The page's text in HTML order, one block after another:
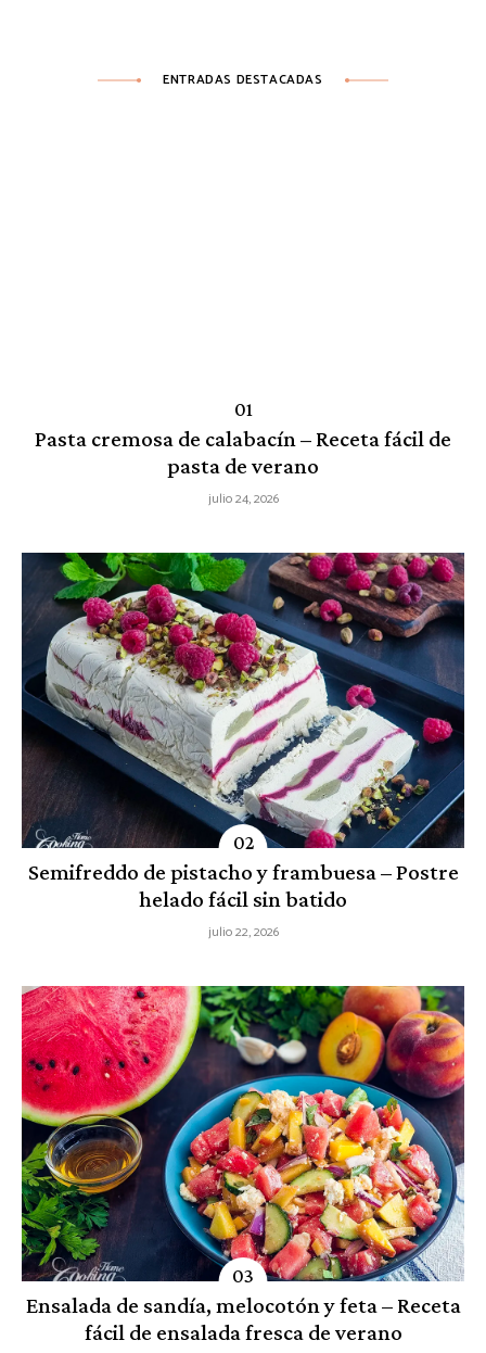
ENTRADAS DESTACADAS
Pasta cremosa de calabacín – Receta fácil de
pasta de verano
julio 24, 2026
Semifreddo de pistacho y frambuesa – Postre
helado fácil sin batido
julio 22, 2026
Ensalada de sandía, melocotón y feta – Receta
fácil de ensalada fresca de verano